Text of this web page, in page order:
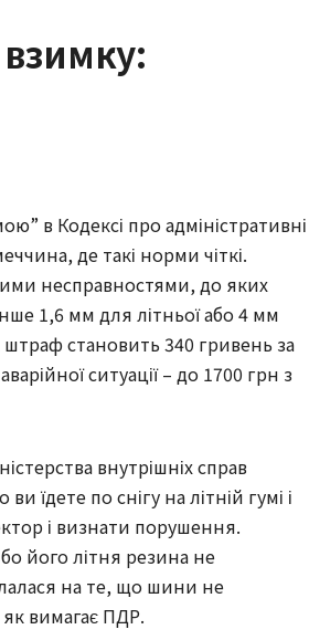
в Кодексі про адміністративні
де такі норми чіткі.
несправностями, до яких
1,6 мм для літньої або 4 мм
становить 340 гривень за
ситуації – до 1700 грн з
внутрішніх справ
їдете по снігу на літній гумі і
і визнати порушення.
його літня резина не
на те, що шини не
вимагає ПДР.